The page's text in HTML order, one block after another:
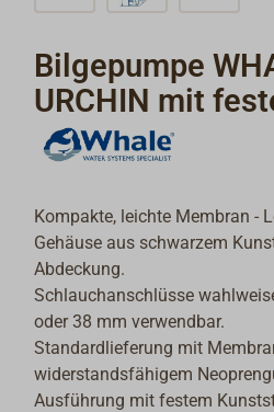
Bilgepumpe
URCHIN mit
Kompakte, leichte Membran -
Gehäuse aus schwarzem
Abdeckung.
Schlauchanschlüsse
oder 38 mm verwendbar.
Standardlieferung mit
widerstandsfähigem
Ausführung mit festem